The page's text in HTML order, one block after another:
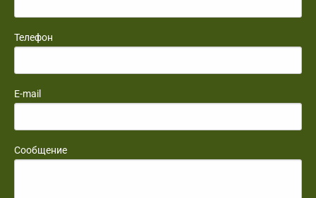
Телефон
E-mail
Сообщение